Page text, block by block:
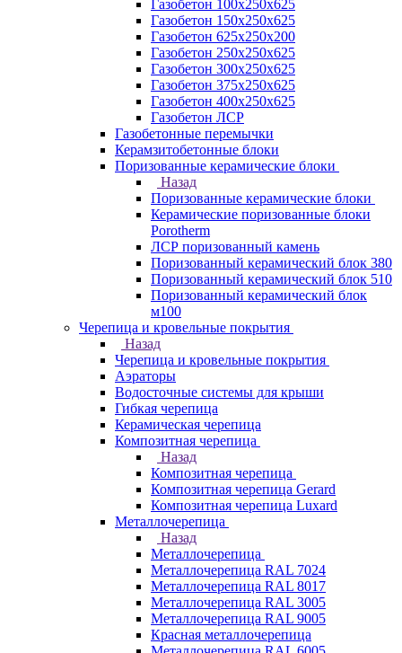
Газобетон 100х250х625
Газобетон 150х250х625
Газобетон 625х250х200
Газобетон 250х250х625
Газобетон 300х250х625
Газобетон 375х250х625
Газобетон 400х250х625
Газобетон ЛСР
Газобетонные перемычки
Керамзитобетонные блоки
Поризованные керамические блоки
Назад
Поризованные керамические блоки
Керамические поризованные блоки
Porotherm
ЛСР поризованный камень
Поризованный керамический блок 380
Поризованный керамический блок 510
Поризованный керамический блок
м100
Черепица и кровельные покрытия
Назад
Черепица и кровельные покрытия
Аэраторы
Водосточные системы для крыши
Гибкая черепица
Керамическая черепица
Композитная черепица
Назад
Композитная черепица
Композитная черепица Gerard
Композитная черепица Luxard
Металлочерепица
Назад
Металлочерепица
Металлочерепица RAL 7024
Металлочерепица RAL 8017
Металлочерепица RAL 3005
Металлочерепица RAL 9005
Красная металлочерепица